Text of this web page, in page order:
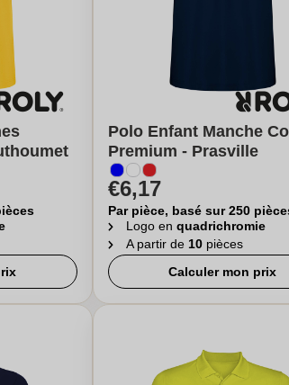
Polo Enfant Manche
Premium - Prasville
€6,17
Par pièce, basé sur 250
Logo en quadrichromie
A partir de 10pièces
Calculer mon prix